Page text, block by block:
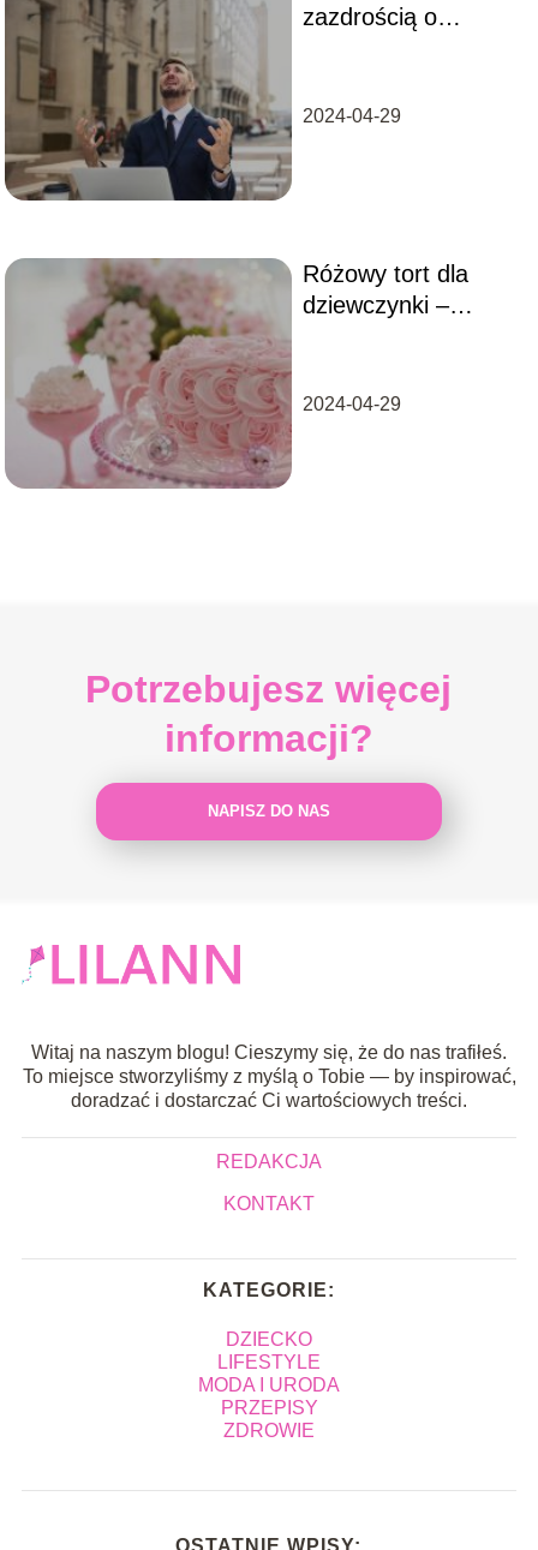
zazdrością o
porady
2024-04-29
Różowy tort dla
dziewczynki –
2024-04-29
Potrzebujesz więcej
informacji?
NAPISZ DO NAS
Witaj na naszym blogu! Cieszymy się, że do nas trafiłeś.
To miejsce stworzyliśmy z myślą o Tobie — by inspirować,
doradzać i dostarczać Ci wartościowych treści.
REDAKCJA
KONTAKT
KATEGORIE:
DZIECKO
LIFESTYLE
MODA I URODA
PRZEPISY
ZDROWIE
OSTATNIE WPISY: